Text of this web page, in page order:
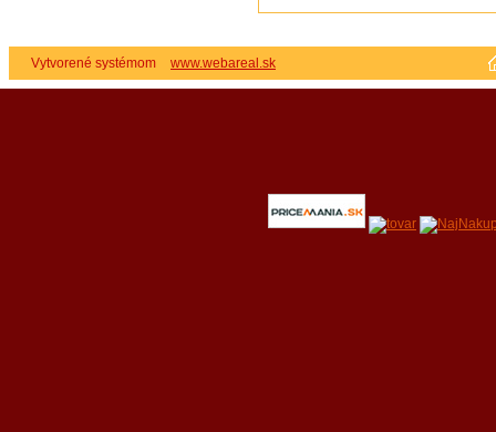
Vytvorené systémom www.webareal.sk